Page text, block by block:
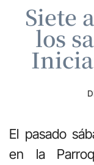
Siete
los
El pasado
en la